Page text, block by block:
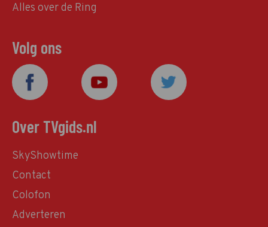
Alles over de Ring
Volg ons
Over TVgids.nl
SkyShowtime
Contact
Colofon
Adverteren